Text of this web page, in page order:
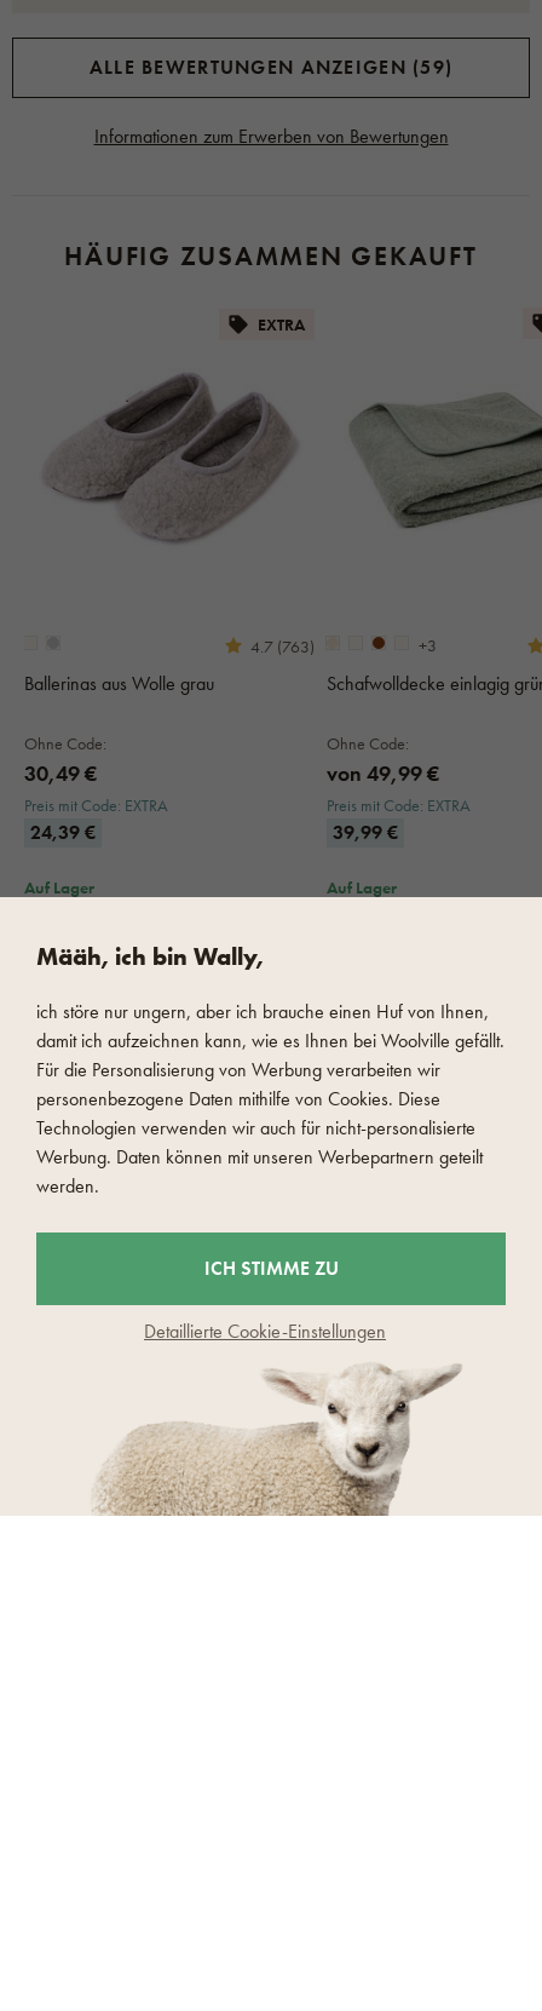
ALLE BEWERTUNGEN ANZEIGEN (59)
Informationen zum Erwerben von Bewertungen
HÄUFIG ZUSAMMEN GEKAUFT
EXTRA
4.7 (763)
Ballerinas aus Wolle grau
Ohne Code:
30,49 €
Preis mit Code: EXTRA
24,39 €
Auf Lager
+3
Schafwolldecke einlagig
Ohne Code:
von 49,99 €
Preis mit Code: EXTRA
39,99 €
Auf Lager
NÄCHSTE WOLLDECKEN MERINO
ZULETZT GESEHEN
ALLES ÜBER DEN KAUF
Määh, ich bin Wally,
ich störe nur ungern, aber ich brauche einen Huf von Ihnen,
damit ich aufzeichnen kann, wie es Ihnen bei Woolville gefällt.
Für die Personalisierung von Werbung verarbeiten wir
personenbezogene Daten mithilfe von Cookies. Diese
Technologien verwenden wir auch für nicht-personalisierte
Werbung. Daten können mit unseren Werbepartnern geteilt
werden.
Detaillierte Cookie-Einstellungen
ICH STIMME ZU